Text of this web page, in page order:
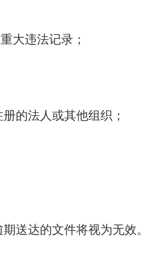
没有重大违法记录；
的法人或其他组织；
送达的文件将视为无效。